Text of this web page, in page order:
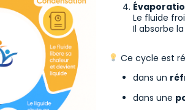
Le fluide
Il absorbe
Ce cycle est
dans un
dans une